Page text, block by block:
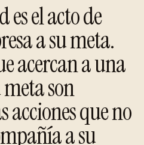
el acto de
a su meta.
acercan a una
son
acciones que no
a su